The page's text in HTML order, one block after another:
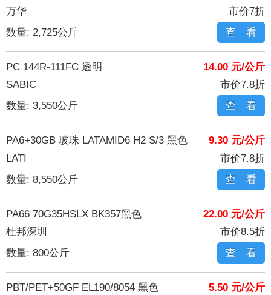
万华
市价7折
数量: 2,725公斤
查 看
PC 144R-111FC 透明
14.00 元/公斤
SABIC
市价7.8折
数量: 3,550公斤
查 看
PA6+30GB 玻珠 LATAMID6 H2 S/3 黑色
9.30 元/公斤
LATI
市价7.8折
数量: 8,550公斤
查 看
PA66 70G35HSLX BK357黑色
22.00 元/公斤
杜邦深圳
市价8.5折
数量: 800公斤
查 看
PBT/PET+50GF EL190/8054 黑色
5.50 元/公斤